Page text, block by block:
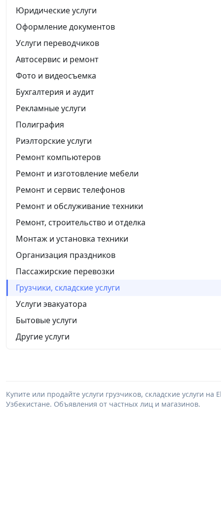
Юридические услуги
Оформление документов
Услуги переводчиков
Автосервис и ремонт
Фото и видеосъемка
Бухгалтерия и аудит
Рекламные услуги
Полиграфия
Риэлторские услуги
Ремонт компьютеров
Ремонт и изготовление мебели
Ремонт и сервис телефонов
Ремонт и обслуживание техники
Ремонт, строительство и отделка
Монтаж и установка техники
Организация праздников
Пассажирские перевозки
Грузчики, складские услуги
Услуги эвакуатора
Бытовые услуги
Другие услуги
Купите или продайте услуги грузчиков, складские услуги
Узбекистане. Объявления от частных лиц и магазинов.